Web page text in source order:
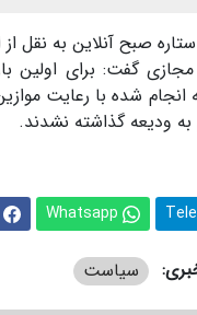
صبح آنلاین به نقل
گفت: برای اولین
انجام شده با رعایت
ودیعه گذاشته نشدند.
Whatsapp
سیاست